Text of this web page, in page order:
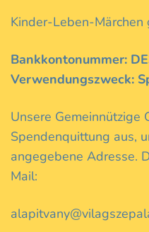
Kinder-Leben-Märchen
Bankkontonummer:
Verwendungszweck:
Unsere Gemeinnützige
Spendenquittung aus,
angegebene Adresse.
Mail: